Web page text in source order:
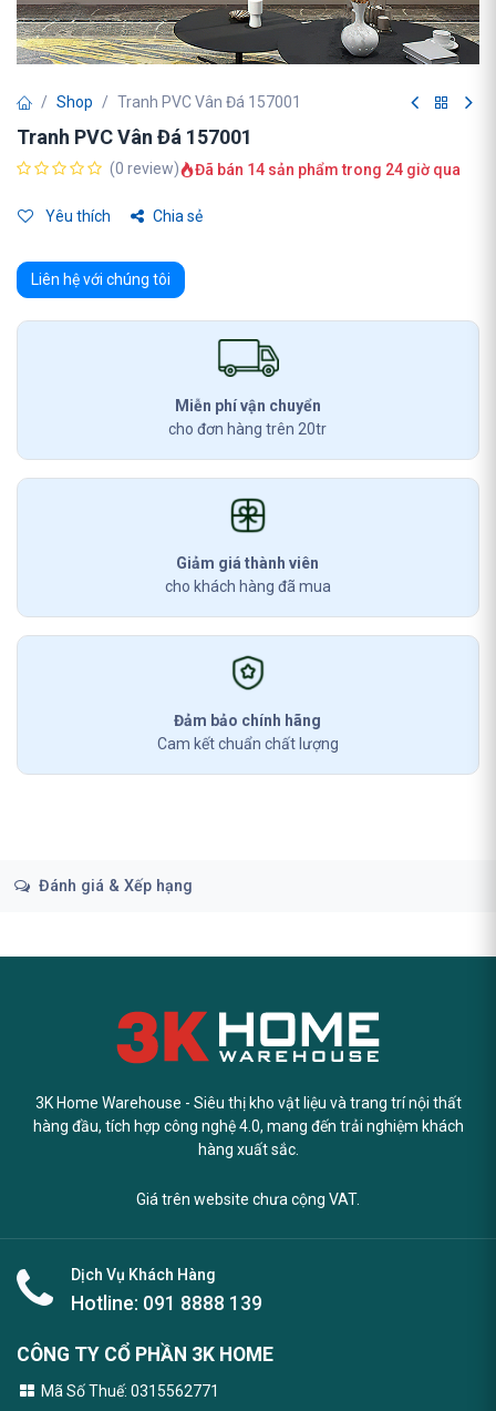
Shop Tranh PVC Vân Đá 157001
Tranh PVC Vân Đá 157001
(0 review) Đã bán 14 sản phẩm trong 24 giờ qua
Yêu thích Chia sẻ
Liên hệ với chúng tôi
Miễn phí vận chuyển
cho đơn hàng trên 20tr
Giảm giá thành viên
cho khách hàng đã mua
Đảm bảo chính hãng
Cam kết chuẩn chất lượng
Đánh giá & Xếp hạng
3K Home Warehouse - Siêu thị kho vật liệu và trang trí nội thất
hàng đầu, tích hợp công nghệ 4.0, mang đến trải nghiệm khách
hàng xuất sắc.
Giá trên website chưa cộng VAT.
Dịch Vụ Khách Hàng
Hotline: 091 8888 139
CÔNG TY CỔ PHẦN 3K HOME
Mã Số Thuế: 0315562771